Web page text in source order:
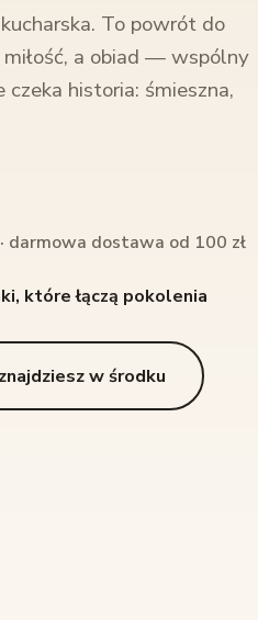
To powrót do
miłość, a obiad — wspólny
czeka historia: śmieszna,
darmowa dostawa od 100 zł
które łączą pokolenia
w środku